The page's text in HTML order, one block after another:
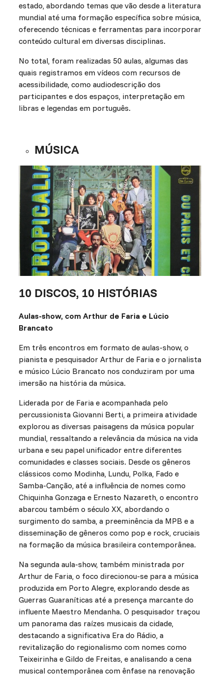
estado, abordando temas que vão desde a literatura
mundial até uma formação específica sobre música,
oferecendo técnicas e ferramentas para incorporar
conteúdo cultural em diversas disciplinas.
No total, foram realizadas 50 aulas, algumas das
quais registramos em vídeos com recursos de
acessibilidade, como audiodescrição dos
participantes e dos espaços, interpretação em
libras e legendas em português.
MÚSICA
10 DISCOS, 10 HISTÓRIAS
Aulas-show, com Arthur de Faria e Lúcio
Brancato
Em três encontros em formato de aulas-show, o
pianista e pesquisador Arthur de Faria e o jornalista
e músico Lúcio Brancato nos conduziram por uma
imersão na história da música.
Liderada por de Faria e acompanhada pelo
percussionista Giovanni Berti, a primeira atividade
explorou as diversas paisagens da música popular
mundial, ressaltando a relevância da música na vida
urbana e seu papel unificador entre diferentes
comunidades e classes sociais. Desde os gêneros
clássicos como Modinha, Lundu, Polka, Fado e
Samba-Canção, até a influência de nomes como
Chiquinha Gonzaga e Ernesto Nazareth, o encontro
abarcou também o século XX, abordando o
surgimento do samba, a preeminência da MPB e a
disseminação de gêneros como pop e rock, cruciais
na formação da música brasileira contemporânea.
Na segunda aula-show, também ministrada por
Arthur de Faria, o foco direcionou-se para a música
produzida em Porto Alegre, explorando desde as
Guerras Guaraníticas até a presença marcante do
influente Maestro Mendanha. O pesquisador traçou
um panorama das raízes musicais da cidade,
destacando a significativa Era do Rádio, a
revitalização do regionalismo com nomes como
Teixeirinha e Gildo de Freitas, e analisando a cena
musical contemporânea com ênfase na renovação